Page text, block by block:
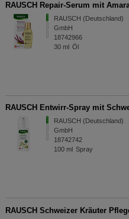
RAUSCH Repair-Serum mit
RAUSCH (Deutschland)
GmbH
18742966
30 ml Öl
RAUSCH Entwirr-Spray mit
RAUSCH (Deutschland)
GmbH
18742742
100 ml Spray
RAUSCH Schweizer Kräuter